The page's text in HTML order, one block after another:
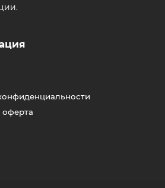
оферта